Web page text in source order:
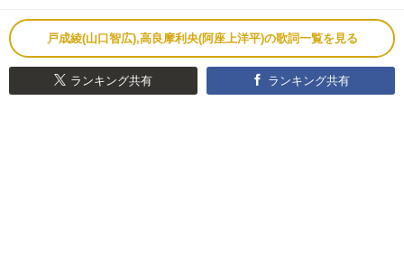
戸成綾(山口智広),高良摩利央(阿座上洋平)の歌詞一覧を見る
ランキング共有 ランキング共有